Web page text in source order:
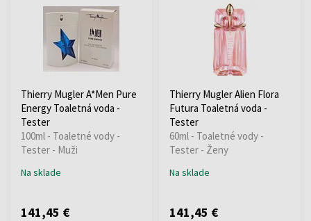
Thierry Mugler A*Men Pure
Energy Toaletná voda -
Tester
100ml - Toaletné vody -
Tester - Muži
Na sklade
141,45 €
Thierry Mugler Alien Flora
Futura Toaletná voda -
Tester
60ml - Toaletné vody -
Tester - Ženy
Na sklade
141,45 €